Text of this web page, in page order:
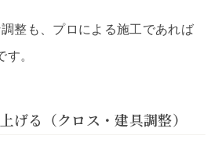
整も、プロによる施工であれば
。
げる（クロス・建具調整）